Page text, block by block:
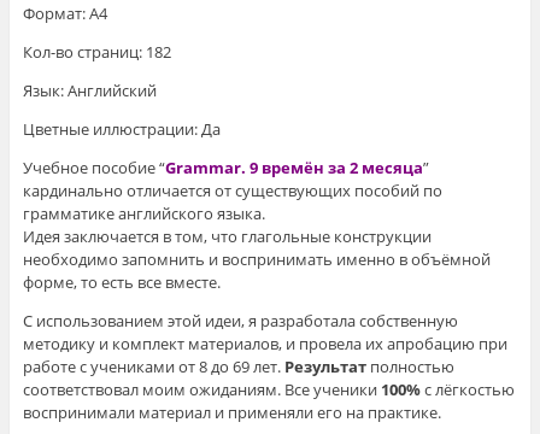
Формат: А4
Кол-во страниц: 182
Язык: Английский
Цветные иллюстрации: Да
Учебное пособие “Grammar. 9 времён за 2 месяца”
кардинально отличается от существующих пособий по
грамматике английского языка.
Идея заключается в том, что глагольные конструкции
необходимо запомнить и воспринимать именно в объёмной
форме, то есть все вместе.
С использованием этой идеи, я разработала собственную
методику и комплект материалов, и провела их апробацию при
работе с учениками от 8 до 69 лет. Результатполностью
соответствовал моим ожиданиям. Все ученики 100%с лёгкостью
воспринимали материал и применяли его на практике.